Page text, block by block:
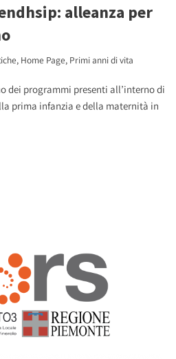
alleanza per
, Home Page, Primi anni di vita
dei programmi presenti all’interno di
prima infanzia e della maternità in